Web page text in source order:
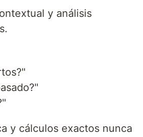
y análisis
y cálculos exactos nunca